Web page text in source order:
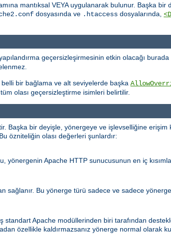
mantıksal VEYA uygulanarak bulunur. Başka
dosyasında ve .htaccess dosyalarında,
geçersizleşirmesinin etkin olacağı
bir bağlama ve alt seviyelerde başka
olası geçersizleştirme isimleri belirtilir.
Başka bir deyişle, yönergeye ve işlevselliğine
özniteliğin olası değerleri şunlardır:
Apache HTTP sunucusunun en iç
sağlanır. Bu yönerge türü sadece ve sadece yönerge
standart Apache modüllerinden biri tarafından
özellikle kaldırmazsanız yönerge normal olarak